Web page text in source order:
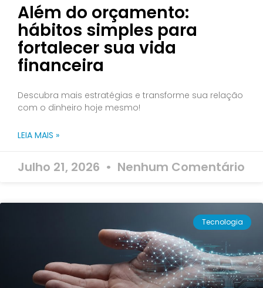
Além do orçamento:
hábitos simples para
fortalecer sua vida
financeira
Descubra mais estratégias e transforme sua relação
com o dinheiro hoje mesmo!
LEIA MAIS »
Julho 21, 2026 Nenhum Comentário
Tecnologia